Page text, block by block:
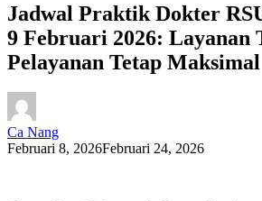
Jadwal Praktik Dokter
9 Februari 2026: Layanan
Pelayanan Tetap Maksimal
Ca Nang
Februari 8, 2026Februari 24, 2026